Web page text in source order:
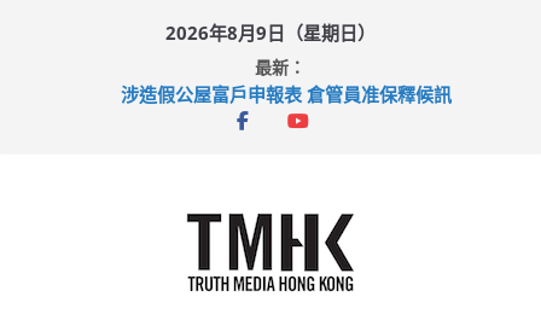
2026年8月9日（星期日）
最新：
涉造假公屋富戶申報表 倉管員准保釋候訊